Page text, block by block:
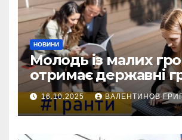
НОВИНИ
Молодь із малих
отримає державні
виплати
тисяч гривень
16.10.2025 ВАЛЕНТИНОВ